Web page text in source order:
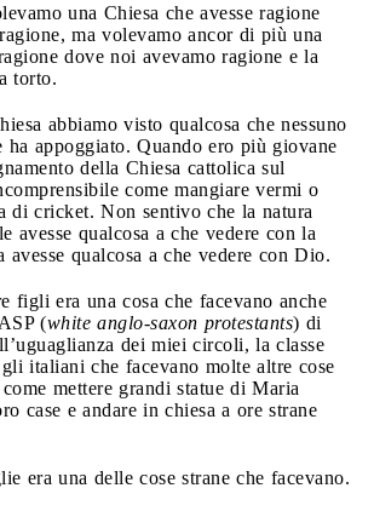
una Chiesa che avesse ragione
ma volevamo ancor di più una
dove noi avevamo ragione e la
torto.
abbiamo visto qualcosa che nessuno
ha appoggiato. Quando ero più giovane
della Chiesa cattolica sul
come mangiare vermi o
di cricket. Non sentivo che la natura
avesse qualcosa a che vedere con la
avesse qualcosa a che vedere con Dio.
figli era una cosa che facevano anche
(white anglo-saxon protestants) di
dei miei circoli, la classe
italiani che facevano molte altre cose
mettere grandi statue di Maria
case e andare in chiesa a ore strane
era una delle cose strane che facevano.